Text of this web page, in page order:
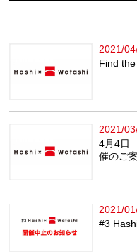
2021/
Find
2021/
4月4日
催のご
2021/
#3